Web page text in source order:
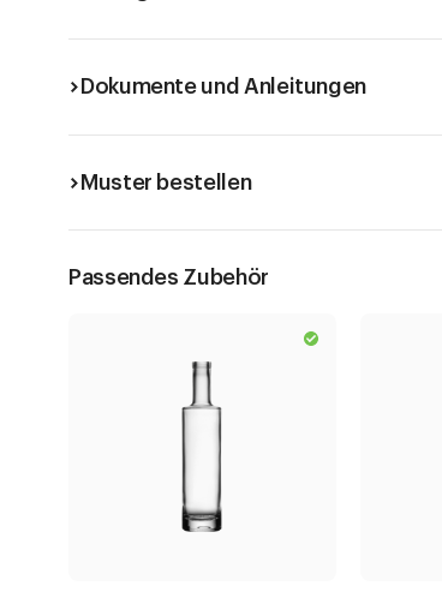
Dokumente und Anleitungen
Muster bestellen
Passendes Zubehör